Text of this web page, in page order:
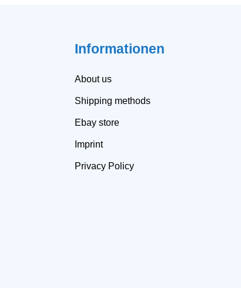
Informationen
About us
Shipping methods
Ebay store
Imprint
Privacy Policy